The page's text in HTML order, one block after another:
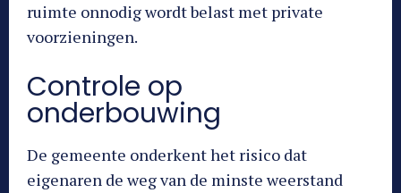
ruimte onnodig wordt belast met private
voorzieningen.
Controle op
onderbouwing
De gemeente onderkent het risico dat
eigenaren de weg van de minste weerstand